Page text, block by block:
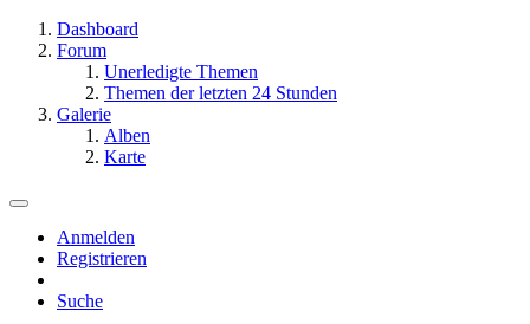
Dashboard
Forum
Unerledigte Themen
Themen der letzten 24 Stunden
Galerie
Alben
Karte
Anmelden
Registrieren
Suche